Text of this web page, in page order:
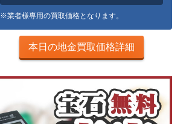
※業者様専用の買取価格となります。
本日の地金買取価格詳細